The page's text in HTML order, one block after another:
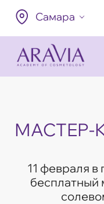
Самара
МАСТЕР-
11 февраля в
бесплатный